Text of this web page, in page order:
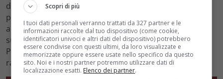
dell’eliminazione e dei commenti di Otello… Dispiaciuta
per Matteo, Marina attenderà trepidante che l’uomo
arrivi a casa mentre Ferri proverà a distrarsi a modo
suo. Reduce dalla visita di Luisa, Franco esorterà
Peppino a confidarsi con lei prima di partire e
raggiungere la famiglia.
Scopri di più
I tuoi dati personali verranno trattati da 327 partner e le
informazioni raccolte dal tuo dispositivo (come cookie,
identificatori univoci e altri dati del dispositivo) potrebbero
essere condivise con questi ultimi, da loro visualizzate e
memorizzate oppure essere usate nello specifico da questo
sito. Noi e i nostri partner potremmo utilizzare dati di
localizzazione esatti. Elenco dei partner.